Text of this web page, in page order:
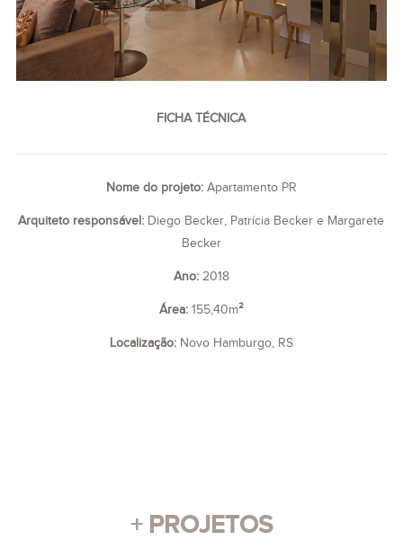
FICHA TÉCNICA
Nome do projeto: Apartamento PR
Arquiteto responsável: Diego Becker, Patrícia Becker e Margarete
Becker
Ano: 2018
Área:155,40m²
Localização:Novo Hamburgo, RS
+ PROJETOS